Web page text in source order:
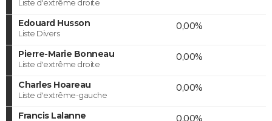
Liste d'extrême droite
Edouard Husson
Liste Divers
0,00%
Pierre-Marie Bonneau
Liste d'extrême droite
0,00%
Charles Hoareau
Liste d'extrême-gauche
0,00%
Francis Lalanne 0,00%